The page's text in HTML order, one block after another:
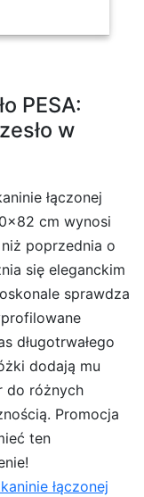
PESA:
w
łączonej
cm wynosi
poprzednia o
się eleganckim
sprawdza
długotrwałego
dodają mu
do różnych
Promocja
ten
łączonej